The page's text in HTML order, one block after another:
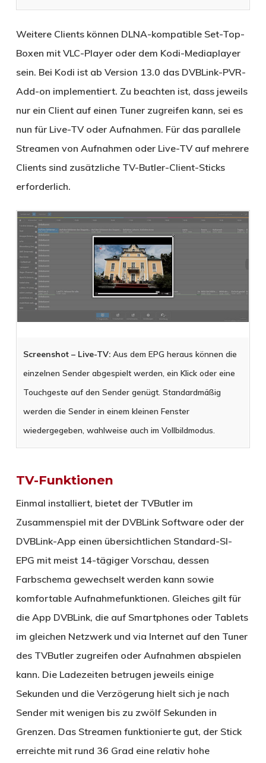
Weitere Clients können DLNA-kompatible Set-Top-
Boxen mit VLC-Player oder dem Kodi-Mediaplayer
sein. Bei Kodi ist ab Version 13.0 das DVBLink-PVR-
Add-on implementiert. Zu beachten ist, dass jeweils
nur ein Client auf einen Tuner zugreifen kann, sei es
nun für Live-TV oder Aufnahmen. Für das parallele
Streamen von Aufnahmen oder Live-TV auf mehrere
Clients sind zusätzliche TV-Butler-Client-Sticks
erforderlich.
Screenshot – Live-TV:Aus dem EPG heraus können die
einzelnen Sender abgespielt werden, ein Klick oder eine
Touchgeste auf den Sender genügt. Standardmäßig
werden die Sender in einem kleinen Fenster
wiedergegeben, wahlweise auch im Vollbildmodus.
TV-Funktionen
Einmal installiert, bietet der TV­Butler im
Zusammenspiel mit der DVBLink Software oder der
DVBLink-App einen übersichtlichen Standard-SI-
EPG mit meist 14-tägiger Vorschau, dessen
Farbschema gewechselt werden kann sowie
komfortable Aufnahmefunktionen. Gleiches gilt für
die App DVBLink, die auf Smartphones oder Tablets
im gleichen Netzwerk und via Internet auf den Tuner
des TVButler zugreifen oder Aufnahmen abspielen
kann. Die Ladezeiten betrugen jeweils einige
Sekunden und die Verzögerung hielt sich je nach
Sender mit wenigen bis zu zwölf Sekunden in
Grenzen. Das Streamen funktionierte gut, der Stick
erreichte mit rund 36 Grad eine relativ hohe